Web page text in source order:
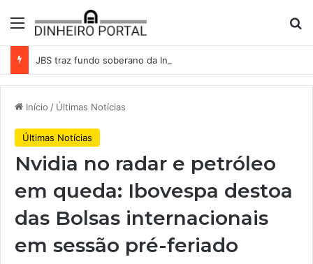
Menu
Início / Últimas Notícias
Últimas Notícias
Nvidia no radar e petróleo
em queda: Ibovespa destoa
das Bolsas internacionais
em sessão pré-feriado